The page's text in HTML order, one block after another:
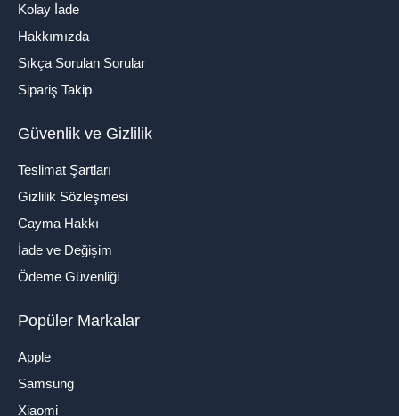
Kolay İade
Hakkımızda
Sıkça Sorulan Sorular
Sipariş Takip
Güvenlik ve Gizlilik
Teslimat Şartları
Gizlilik Sözleşmesi
Cayma Hakkı
İade ve Değişim
Ödeme Güvenliği
Popüler Markalar
Apple
Samsung
Xiaomi